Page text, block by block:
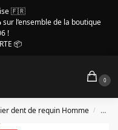
🇫🇷
sur l’ensemble de la boutique
!
📦
0
dent de requin Homme /